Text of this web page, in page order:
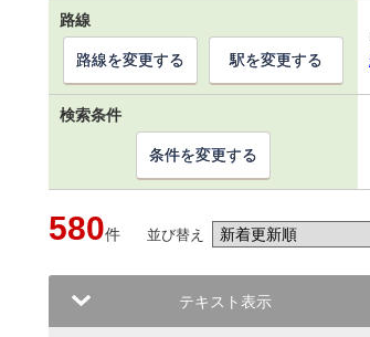
路線
路線を変更する 駅を変更する
検索条件
条件を変更する
580件 並び替え
テキスト表示